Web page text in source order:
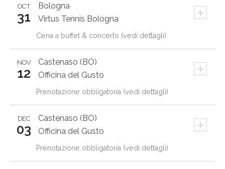
Bologna +
OCT
31 Virtus Tennis Bologna
Cena a buffet & concerto (vedi dettagli)
Castenaso (BO) +
NOV
12 Officina del Gusto
Prenotazione obbligatoria (vedi dettagli)
Castenaso (BO) +
DEC
03 Officina del Gusto
Prenotazione obbligatoria (vedi dettagli)